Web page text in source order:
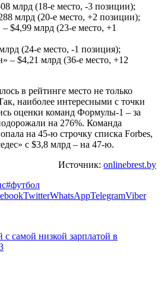
млрд (18-е место, -3 позиции);
млрд (20-е место, +2 позиции);
$4,99 млрд (23-е место, +1
(24-е место, -1 позиция);
– $4,21 млрд (36-е место, +12
в рейтинге место не только
наиболее интересными с точки
оценки команд Формулы-1 – за
на 276%. Команда
на 45-ю строчку списка Forbes,
с $3,8 млрд – на 47-ю.
Источник: onlinebrest.by
#футбол
TwitterWhatsAppTelegramViber
самой низкой зарплатой в